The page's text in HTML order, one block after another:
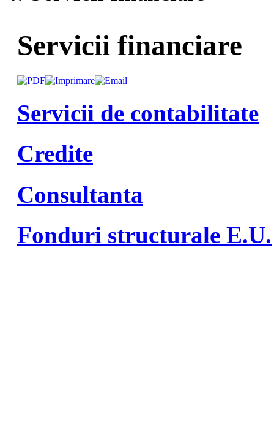
Servicii financiare
Servicii de contabilitate
Credite
Consultanta
Fonduri structurale E.U.